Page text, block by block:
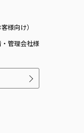
様向け）
管理会社様